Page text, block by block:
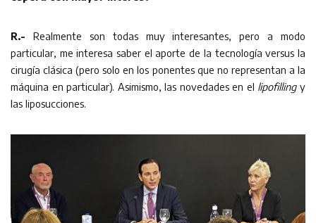
R.- Realmente son todas muy interesantes, pero a modo
particular, me interesa saber el aporte de la tecnología versus la
cirugía clásica (pero solo en los ponentes que no representan a la
máquina en particular). Asimismo, las novedades en el lipofillingy
las liposucciones.